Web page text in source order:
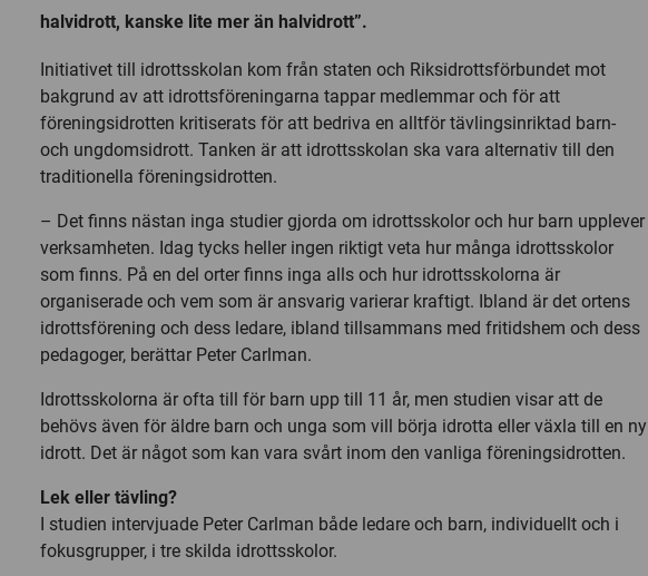
halvidrott, kanske lite mer än halvidrott”.
Initiativet till idrottsskolan kom från staten och Riksidrottsförbundet mot
bakgrund av att idrottsföreningarna tappar medlemmar och för att
föreningsidrotten kritiserats för att bedriva en alltför tävlingsinriktad barn-
och ungdomsidrott. Tanken är att idrottsskolan ska vara alternativ till den
traditionella föreningsidrotten.
– Det finns nästan inga studier gjorda om idrottsskolor och hur barn upplever
verksamheten. Idag tycks heller ingen riktigt veta hur många idrottsskolor
som finns. På en del orter finns inga alls och hur idrottsskolorna är
organiserade och vem som är ansvarig varierar kraftigt. Ibland är det ortens
idrottsförening och dess ledare, ibland tillsammans med fritidshem och dess
pedagoger, berättar Peter Carlman.
Idrottsskolorna är ofta till för barn upp till 11 år, men studien visar att de
behövs även för äldre barn och unga som vill börja idrotta eller växla till en ny
idrott. Det är något som kan vara svårt inom den vanliga föreningsidrotten.
Lek eller tävling?
I studien intervjuade Peter Carlman både ledare och barn, individuellt och i
fokusgrupper, i tre skilda idrottsskolor.